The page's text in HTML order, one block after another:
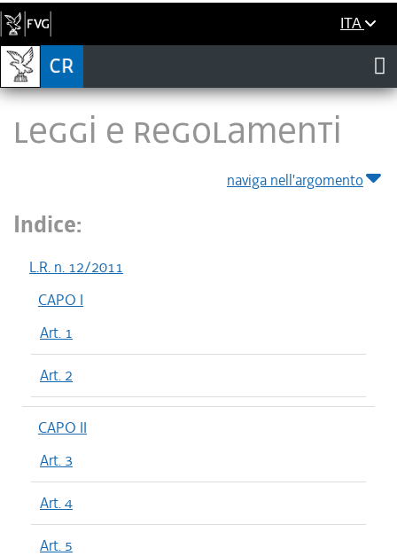
ITA
LEGGI E REGOLAMENTI
naviga nell'argomento
Indice:
L.R. n. 12/2011
CAPO I
Art. 1
Art. 2
CAPO II
Art. 3
Art. 4
Art. 5